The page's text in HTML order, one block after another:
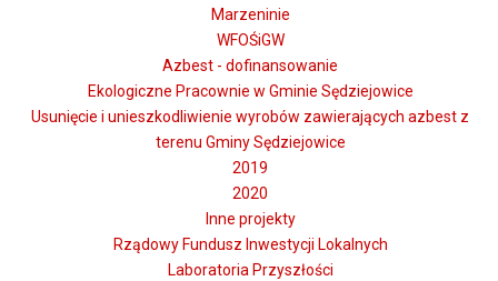
Marzeninie
WFOŚiGW
Azbest - dofinansowanie
Ekologiczne Pracownie w Gminie Sędziejowice
Usunięcie i unieszkodliwienie wyrobów zawierających azbest z
terenu Gminy Sędziejowice
2019
2020
Inne projekty
Rządowy Fundusz Inwestycji Lokalnych
Laboratoria Przyszłości